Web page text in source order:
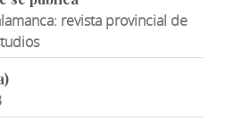
revista provincial de